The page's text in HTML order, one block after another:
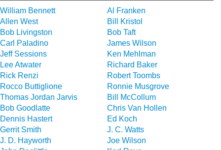
William Bennett
Al Franken
Allen West
Bill Kristol
Bob Livingston
Bob Taft
Carl Paladino
James Wilson
Jeff Sessions
Ken Mehlman
Lee Atwater
Richard Baker
Rick Renzi
Robert Toombs
Rocco Buttiglione
Ronnie Musgrove
Thomas Jordan Jarvis
Bill McCollum
Bob Goodlatte
Chris Van Hollen
Dennis Hastert
Ed Koch
Gerrit Smith
J. C. Watts
J. D. Hayworth
Joe Wilson